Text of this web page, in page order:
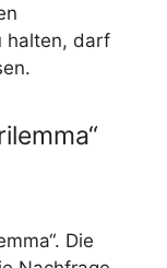
halten, darf
Die